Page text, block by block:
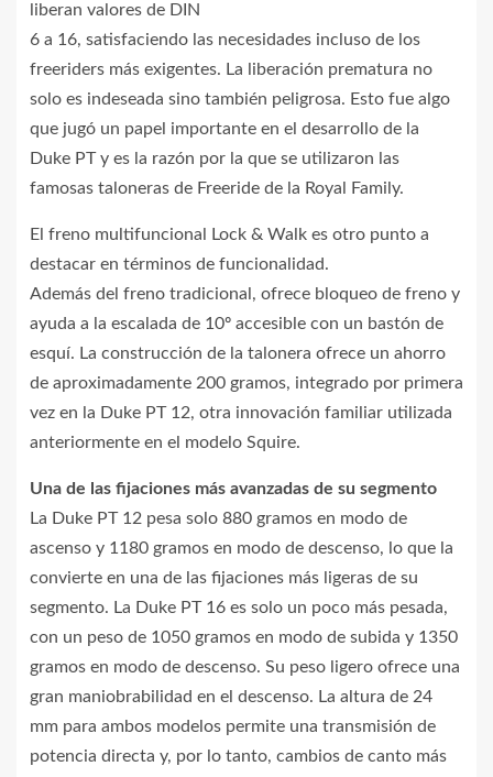
liberan valores de DIN
6 a 16, satisfaciendo las necesidades incluso de los
freeriders más exigentes. La liberación prematura no
solo es indeseada sino también peligrosa. Esto fue algo
que jugó un papel importante en el desarrollo de la
Duke PT y es la razón por la que se utilizaron las
famosas taloneras de Freeride de la Royal Family.
El freno multifuncional Lock & Walk es otro punto a
destacar en términos de funcionalidad.
Además del freno tradicional, ofrece bloqueo de freno y
ayuda a la escalada de 10º accesible con un bastón de
esquí. La construcción de la talonera ofrece un ahorro
de aproximadamente 200 gramos, integrado por primera
vez en la Duke PT 12, otra innovación familiar utilizada
anteriormente en el modelo Squire.
Una de las fijaciones más avanzadas de su segmento
La Duke PT 12 pesa solo 880 gramos en modo de
ascenso y 1180 gramos en modo de descenso, lo que la
convierte en una de las fijaciones más ligeras de su
segmento. La Duke PT 16 es solo un poco más pesada,
con un peso de 1050 gramos en modo de subida y 1350
gramos en modo de descenso. Su peso ligero ofrece una
gran maniobrabilidad en el descenso. La altura de 24
mm para ambos modelos permite una transmisión de
potencia directa y, por lo tanto, cambios de canto más